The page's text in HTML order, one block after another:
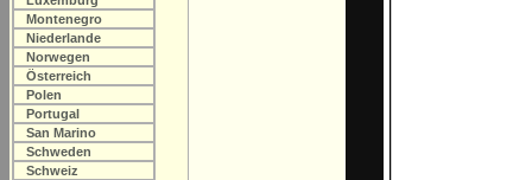
Montenegro
Niederlande
Norwegen
Österreich
Polen
Portugal
San Marino
Schweden
Schweiz